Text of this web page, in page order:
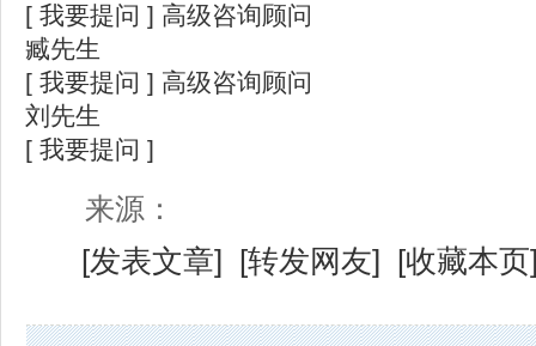
[ 我要提问 ] 高级咨询顾问
臧先生
[ 我要提问 ] 高级咨询顾问
刘先生
[ 我要提问 ]
来源：
[发表文章] [转发网友] [收藏本页